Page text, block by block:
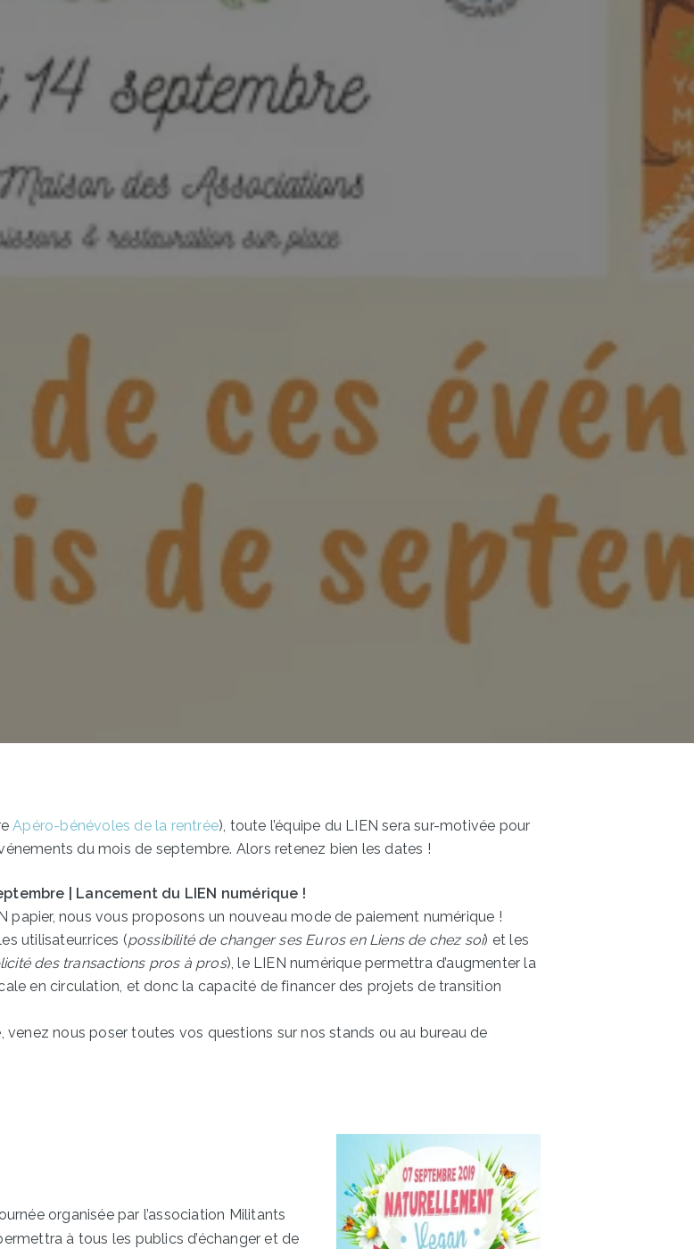
Apéro-bénévoles de la rentrée), toute l’équipe du LIEN sera sur-motivée pour
du mois de septembre. Alors retenez bien les dates !
| Lancement du LIEN numérique !
papier, nous vous proposons un nouveau mode de paiement numérique !
utilisateur.rices (possibilité de changer ses Euros en Liens de chez soi) et les
des transactions pros à pros), le LIEN numérique permettra d’augmenter la
en circulation, et donc la capacité de financer des projets de transition
venez nous poser toutes vos questions sur nos stands ou au bureau de
organisée par l’association Militants
à tous les publics d’échanger et de